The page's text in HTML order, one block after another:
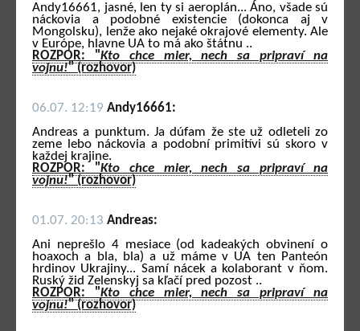
Andy16661, jasné, len ty si aeroplán... Áno, všade sú
náckovia a podobné existencie (dokonca aj v
Mongolsku), lenže ako nejaké okrajové elementy. Ale
v Európe, hlavne UA to má ako štátnu ..
ROZPOR: "Kto chce mier, nech sa pripraví na
vojnu!" (rozhovor)
06.07. 12:19 Andy16661:
Andreas a punktum. Ja dúfam že ste už odleteli zo
zeme lebo náckovia a podobní primitívi sú skoro v
každej krajine.
ROZPOR: "Kto chce mier, nech sa pripraví na
vojnu!" (rozhovor)
01.07. 20:13 Andreas:
Ani neprešlo 4 mesiace (od kadeakých obvinení o
hoaxoch a bla, bla) a už máme v UA ten Panteón
hrdinov Ukrajiny... Samí nácek a kolaborant v ňom.
Ruský žid Zelenskyj sa kľačí pred pozost ..
ROZPOR: "Kto chce mier, nech sa pripraví na
vojnu!" (rozhovor)